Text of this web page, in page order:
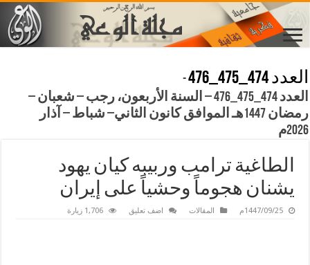
العدد 474_475_476
-
العدد 474_475_476 – السنة الأربعون، رجب – شعبان –
رمضان 1447هـ الموافق كانون الثاني– شباط – آذار
2026م
الطاغية ترامب وربيبه كيان يهود
يشنان هجوماً وحشياً على إيران
1447/09/25م المقالات اضف تعليق 1,706 زيارة